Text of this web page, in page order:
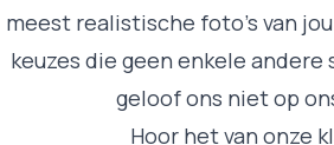
meest realistische foto's van
keuzes die geen enkele andere
geloof ons niet op
Hoor het van onze